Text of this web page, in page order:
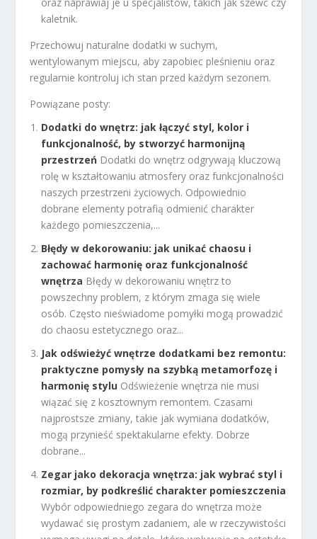
oraz naprawiaj je u specjalistów, takich jak szewc czy
kaletnik.
Przechowuj naturalne dodatki w suchym,
wentylowanym miejscu, aby zapobiec pleśnieniu oraz
regularnie kontroluj ich stan przed każdym sezonem.
Powiązane posty:
Dodatki do wnętrz: jak łączyć styl, kolor i
funkcjonalność, by stworzyć harmonijną
przestrzeń Dodatki do wnętrz odgrywają kluczową
rolę w kształtowaniu atmosfery oraz funkcjonalności
naszych przestrzeni życiowych. Odpowiednio
dobrane elementy potrafią odmienić charakter
każdego pomieszczenia,...
Błędy w dekorowaniu: jak unikać chaosu i
zachować harmonię oraz funkcjonalność
wnętrza Błędy w dekorowaniu wnętrz to
powszechny problem, z którym zmaga się wiele
osób. Często nieświadome pomyłki mogą prowadzić
do chaosu estetycznego oraz...
Jak odświeżyć wnętrze dodatkami bez remontu:
praktyczne pomysły na szybką metamorfozę i
harmonię stylu Odświeżenie wnętrza nie musi
wiązać się z kosztownym remontem. Czasami
najprostsze zmiany, takie jak wymiana dodatków,
mogą przynieść spektakularne efekty. Dobrze
dobrane...
Zegar jako dekoracja wnętrza: jak wybrać styl i
rozmiar, by podkreślić charakter pomieszczenia
Wybór odpowiedniego zegara do wnętrza może
wydawać się prostym zadaniem, ale w rzeczywistości